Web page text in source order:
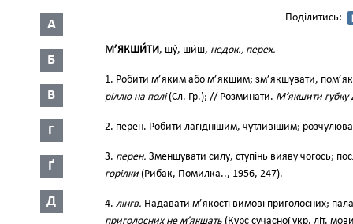
А
Б
В
Г
Ґ
Д
Поділитись:
М’ЯКШИ́ТИ, шу́, ши́ш, недок., перех.
1. Робити м’яким або м’якшим; зм’якшувати,
ріллю на полі(Сл. Гр.); // Розминати. М’якшити губку
2. перен. Робити лагіднішим, чутливішим;
3. перен. Зменшувати силу, ступінь вияву чогось;
горілки (Рибак, Помилка.., 1956, 247).
4. лінгв. Надавати м’якості вимові приголосних;
приголосних не м’якшать (Курс сучасної укр. літ.